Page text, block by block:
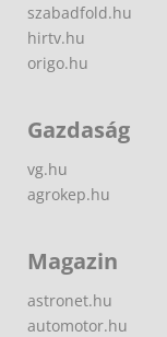
szabadfold.hu
hirtv.hu
origo.hu
Gazdaság
vg.hu
agrokep.hu
Magazin
astronet.hu
automotor.hu